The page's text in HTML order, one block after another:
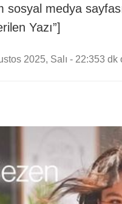
sosyal medya
Yazı”]
2025, Salı - 22:353 dk